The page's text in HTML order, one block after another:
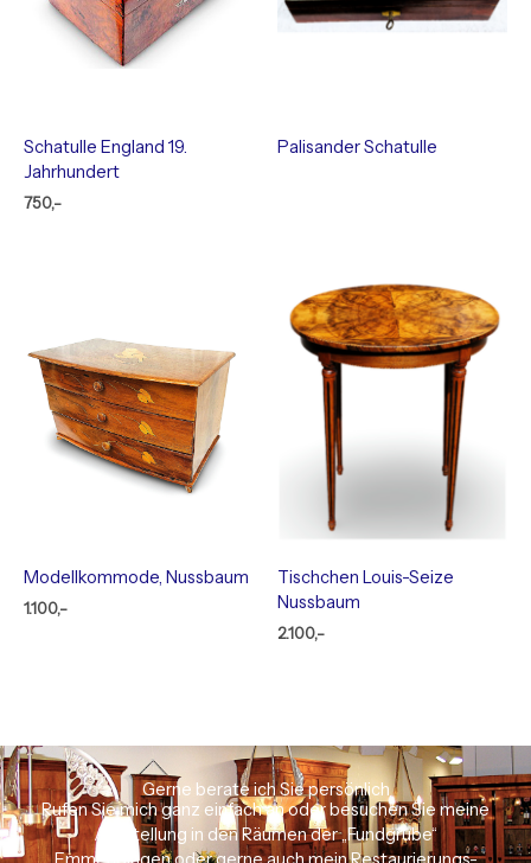
Schatulle England 19.
Jahrhundert
750,-
Palisander Schatulle
Modellkommode, Nussbaum
1.100,-
Tischchen Louis-Seize
Nussbaum
2.100,-
Gerne berate ich Sie persönlich
Rufen Sie mich ganz einfach an oder besuchen Sie meine
Ausstellung in den Räumen der „Fundgrube“